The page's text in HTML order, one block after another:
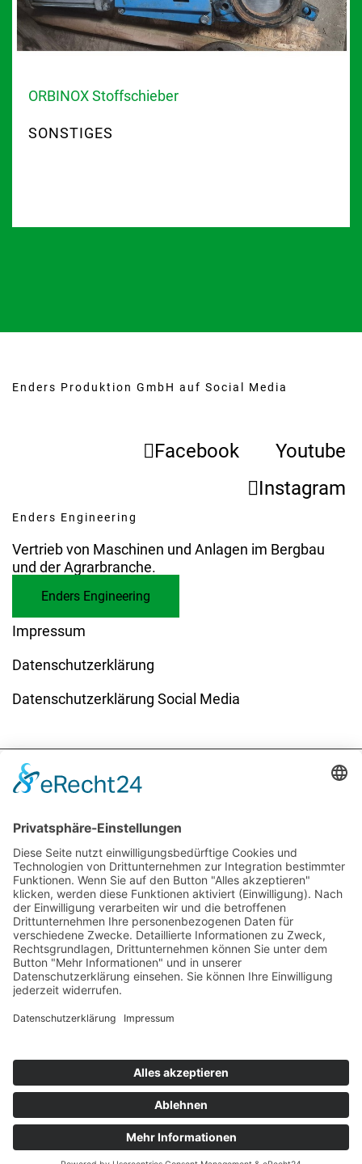
ORBINOX Stoffschieber
SONSTIGES
Enders Produktion GmbH auf Social Media
Facebook
Youtube
Instagram
Enders Engineering
Vertrieb von Maschinen und Anlagen im Bergbau
und der Agrarbranche.
Enders Engineering
Impressum
Datenschutzerklärung
Datenschutzerklärung Social Media
Adresse
Josef-Helfrich-Str. 15 – 17
97789 Oberleichtersbach
Telefon
Tel. 09741 – 930 993 0
Fax 09741 – 930 993 99
Umsetzung und DesignWild Media GmbH